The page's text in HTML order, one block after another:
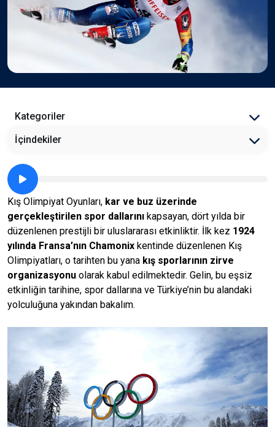
İçindekiler
Kategoriler
Kış Olimpiyat Oyunları, kar ve buz üzerinde
gerçekleştirilen spor dallarını kapsayan, dört yılda bir
düzenlenen prestijli bir uluslararası etkinliktir. İlk kez 1924
yılında Fransa’nın Chamonix kentinde düzenlenen Kış
Olimpiyatları, o tarihten bu yana kış sporlarının zirve
organizasyonu olarak kabul edilmektedir. Gelin, bu eşsiz
etkinliğin tarihine, spor dallarına ve Türkiye’nin bu alandaki
yolculuğuna yakından bakalım.